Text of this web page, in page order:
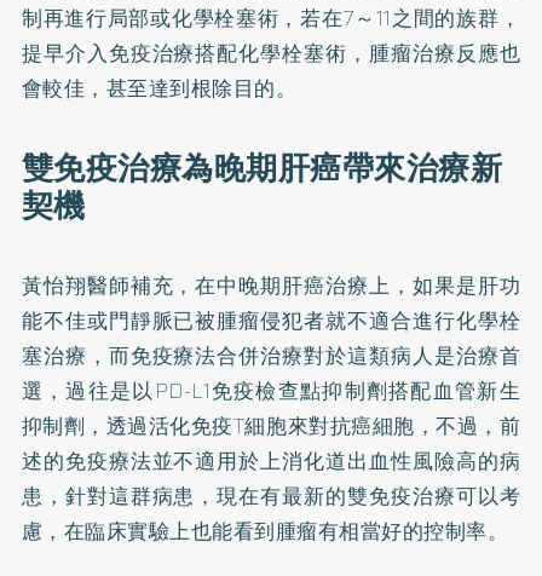
制再進行局部或化學栓塞術，若在7～11之間的族群，
提早介入免疫治療搭配化學栓塞術，腫瘤治療反應也
會較佳，甚至達到根除目的。
雙免疫治療為晚期肝癌帶來治療新
契機
黃怡翔醫師補充，在中晚期肝癌治療上，如果是肝功
能不佳或門靜脈已被腫瘤侵犯者就不適合進行化學栓
塞治療，而免疫療法合併治療對於這類病人是治療首
選，過往是以PD-L1免疫檢查點抑制劑搭配血管新生
抑制劑，透過活化免疫T細胞來對抗癌細胞，不過，前
述的免疫療法並不適用於上消化道出血性風險高的病
患，針對這群病患，現在有最新的雙免疫治療可以考
慮，在臨床實驗上也能看到腫瘤有相當好的控制率。